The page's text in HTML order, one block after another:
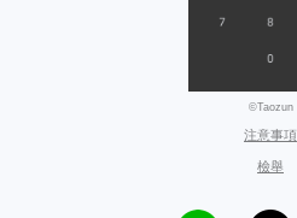
©Taozun
注意事項
檢舉